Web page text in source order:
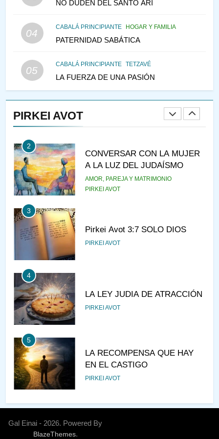
NO DUDEN DEL SANTO ARI
04
CABALÁ PRINCIPIANTE HOGAR Y FAMILIA
PATERNIDAD SABÁTICA
05
CABALÁ PRINCIPIANTE TETZAVÉ
LA FUERZA DE UNA PASIÓN
PIRKEI AVOT
VEAMOS ¿POR QUÉ
IEHOSHÚA? Y LA QUEJA DE
1
RAZI ¿QUIÉN ES SABIO?
2
CONVERSAR CON LA MUJER
A LA LUZ DEL JUDAÍSMO
AMOR, PAREJA Y MATRIMONIO
PIRKEI AVOT
3
Pirkei Avot 3:7 SOLO DIOS
PIRKEI AVOT
4
LA LEY JUDIA DE ATRACCIÓN
PIRKEI AVOT
5
LA RECOMPENSA QUE HAY
EN EL CASTIGO
PIRKEI AVOT
6
¿DE DÓNDE VIENES?
Gal Einai - 2026. Powered By
BlazeThemes.